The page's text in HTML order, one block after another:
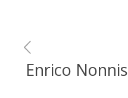
Enrico Nonnis